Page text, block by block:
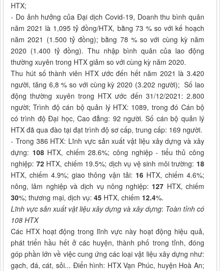
HTX;
- Do ảnh hưởng của Đại dịch Covid-19, Doanh thu bình quân
năm 2021 là 1,095 tỷ đồng/HTX, bằng 73 % so với kế hoạch
năm 2021 (1.500 tỷ đồng); bằng 78 % so với cùng kỳ năm
2020 (1.400 tỷ đồng). Thu nhập bình quân của lao động
thường xuyên trong HTX giảm so với cùng kỳ năm 2020.
Thu hút số thành viên HTX ước đến hết năm 2021 là 3.420
người, tăng 6,8 % so với cùng kỳ 2020 (3.202 người); Số lao
động thường xuyên trong HTX ước đến 31/12/2021: 2.800
người; Trình độ cán bộ quản lý HTX: 1089, trong đó Cán bộ
có trình độ Đại học, Cao đẳng: 92 người. Số cán bộ quản lý
HTX đã qua đào tại đạt trình độ sơ cấp, trung cấp: 169 người.
- Trong 386 HTX: Lĩnh vực sản xuất vật liệu xây dựng và xây
dựng: 108HTX, chiếm 28.6%; công nghiệp - tiểu thủ công
nghiệp: 72HTX, chiếm 19.5%; dịch vụ vệ sinh môi trường: 18
HTX, chiếm 4.9%; giao thông vận tải: 16HTX, chiếm 4.6%;
nông, lâm nghiệp và dịch vụ nông nghiệp: 127 HTX, chiếm
30%; thương mại, dịch vụ: 45 HTX, chiếm 12.4%.
Lĩnh vực sản xuất vật liệu xây dựng và xây dựng: Toàn tỉnh có
108 HTX
Các HTX hoạt động trong lĩnh vực này hoạt động hiệu quả,
phát triển hầu hết ở các huyện, thành phố trong tỉnh, đóng
góp phần lớn về việc cung ứng các loại vật liệu xây dựng như:
gạch, đá, cát, sỏi... Điển hình: HTX Vạn Phúc, huyện Hoà An;